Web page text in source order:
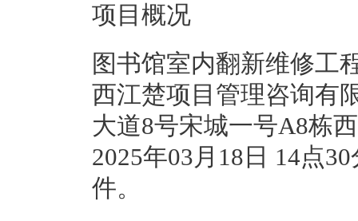
项目概况
图书馆室内翻新维修工
西江楚项目管理咨询有
大道8号宋城一号A8栋
2025年03月18日 14点
件。